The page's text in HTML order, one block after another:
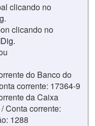
clicando no
.
clicando no
.
do Banco do
corrente: 17364-9
da Caixa
Conta corrente:
1288